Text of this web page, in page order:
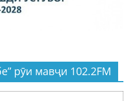
рӯи мавҷи 102.2FM